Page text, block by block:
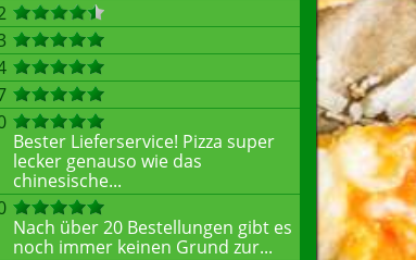
Bester Lieferservice! Pizza super
lecker genauso wie das
chinesische...
Nach über 20 Bestellungen gibt es
noch immer keinen Grund zur...